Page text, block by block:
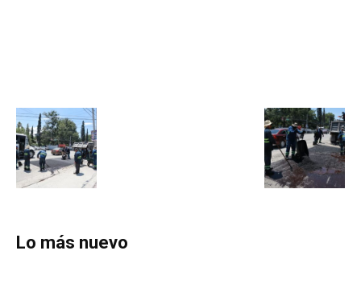
Lo más nuevo